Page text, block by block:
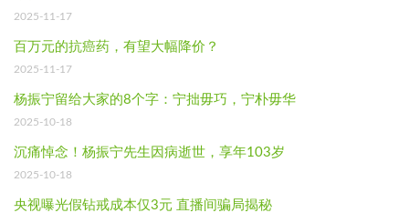
2025-11-17
百万元的抗癌药，有望大幅降价？
2025-11-17
杨振宁留给大家的8个字：宁拙毋巧，宁朴毋华
2025-10-18
沉痛悼念！杨振宁先生因病逝世，享年103岁
2025-10-18
央视曝光假钻戒成本仅3元 直播间骗局揭秘